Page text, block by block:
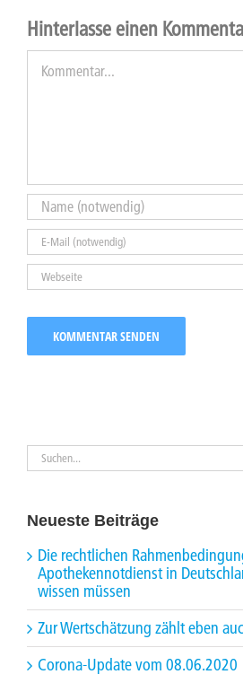
Hinterlasse einen
Kommentar
Suche
nach:
Neueste Beiträge
Die rechtlichen
Apothekennotdienst in
wissen müssen
Zur Wertschätzung zählt eben
Corona-Update vom 08.06.2020